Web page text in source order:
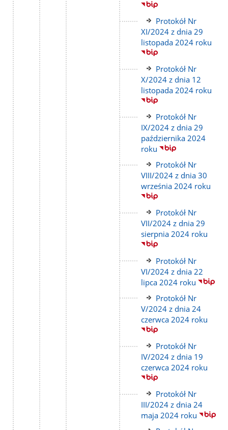
Link
do
strony
Protokół Nr
XI/2024 z dnia 29
listopada 2024 roku
Link
do
strony
Protokół Nr
X/2024 z dnia 12
listopada 2024 roku
Link
do
strony
Protokół Nr
IX/2024 z dnia 29
października 2024
roku
Link
do
strony
Protokół Nr
VIII/2024 z dnia 30
września 2024 roku
Link
do
strony
Protokół Nr
VII/2024 z dnia 29
sierpnia 2024 roku
Link
do
strony
Protokół Nr
VI/2024 z dnia 22
lipca 2024 roku
Link
do
strony
Protokół Nr
V/2024 z dnia 24
czerwca 2024 roku
Link
do
strony
Protokół Nr
IV/2024 z dnia 19
czerwca 2024 roku
Link
do
strony
Protokół Nr
III/2024 z dnia 24
maja 2024 roku